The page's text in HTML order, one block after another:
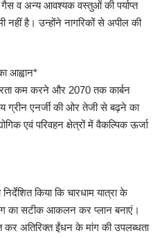
गैस व अन्य आवश्यक वस्तुओं की पर्याप्त
नहीं है। उन्होंने नागरिकों से अपील की
आह्वान*
कम करने और 2070 तक कार्बन
ग्रीन एनर्जी की ओर तेजी से बढ़ने का
एवं परिवहन क्षेत्रों में वैकल्पिक ऊर्जा
किया कि चारधाम यात्रा के
का सटीक आकलन कर प्लान बनाएं।
अतिरिक्त ईंधन के मांग की उपलब्धता